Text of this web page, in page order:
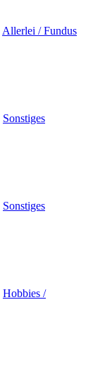
Allerlei / Fundus
Sonstiges
Sonstiges
Hobbies /